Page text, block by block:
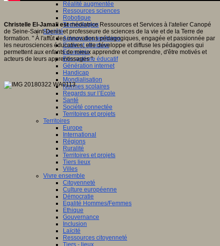
Réalité augmentée
Ressources sciences
Robotique
Technologies
Société
Acteurs des territoires
Ecole et structure
Economie
Ecosystème éducatif
Génération internet
Handicap
Mondialisation
Normes scolaires
Regards sur l’Ecole
Santé
Société connectée
Territoires et projets
Territoires
Europe
International
Régions
Ruralité
Territoires et projets
Tiers lieux
Villes
Vivre ensemble
Citoyenneté
Culture européenne
Démocratie
Egalité Hommes/Femmes
Ethique
Gouvernance
Inclusion
Laïcité
Ressources citoyenneté
Tiers - lieux
Christelle El-Jamali estmédiatrice Ressources et Services à l'atelier Canopé
de Seine-Saint-Denis et professeure de sciences de la vie et de la Terre de
formation. " À l'affût des innovations pédagogiques, engagée et passionnée par
les neurosciences éducatives, elle développe et diffuse les pédagogies qui
permettent aux enfants de mieux apprendre et comprendre, d'être motivés et
acteurs de leurs apprentissages ".